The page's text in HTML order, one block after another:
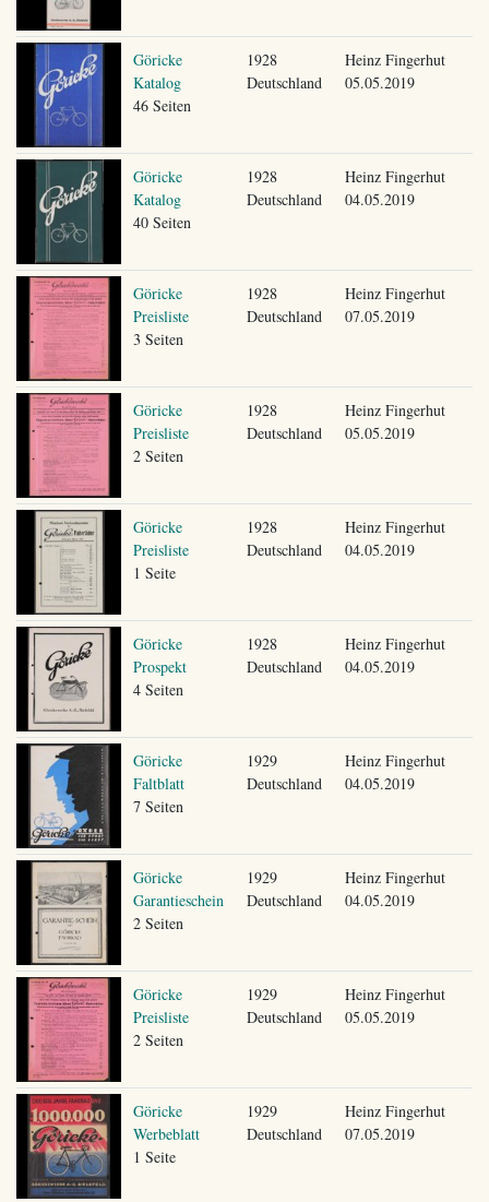
Göricke
Katalog
46 Seiten
1928
Deutschland
Heinz Fingerhut
05.05.2019
Göricke
Katalog
40 Seiten
1928
Deutschland
Heinz Fingerhut
04.05.2019
Göricke
Preisliste
3 Seiten
1928
Deutschland
Heinz Fingerhut
07.05.2019
Göricke
Preisliste
2 Seiten
1928
Deutschland
Heinz Fingerhut
05.05.2019
Göricke
Preisliste
1 Seite
1928
Deutschland
Heinz Fingerhut
04.05.2019
Göricke
Prospekt
4 Seiten
1928
Deutschland
Heinz Fingerhut
04.05.2019
Göricke
Faltblatt
7 Seiten
1929
Deutschland
Heinz Fingerhut
04.05.2019
Göricke
Garantieschein
2 Seiten
1929
Deutschland
Heinz Fingerhut
04.05.2019
Göricke
Preisliste
2 Seiten
1929
Deutschland
Heinz Fingerhut
05.05.2019
Göricke
Werbeblatt
1 Seite
1929
Deutschland
Heinz Fingerhut
07.05.2019